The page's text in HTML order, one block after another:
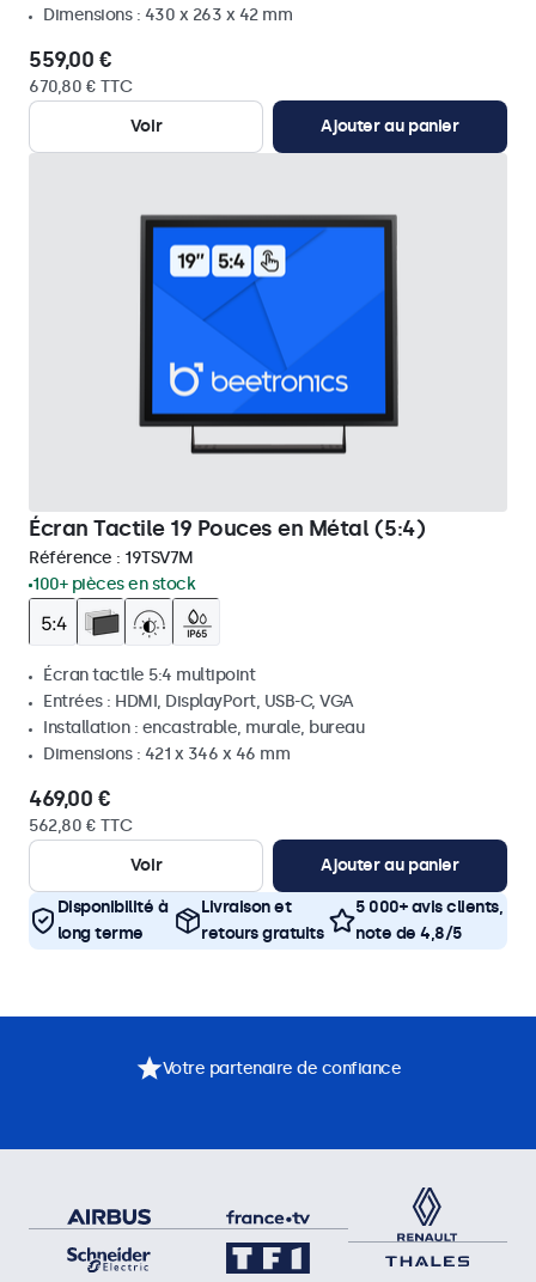
Dimensions : 430 x 263 x 42 mm
559,00 €
670,80 € TTC
Voir
Ajouter au panier
Écran Tactile 19 Pouces en Métal (5:4)
Référence : 19TSV7M
100+ pièces en stock
Écran tactile 5:4 multipoint
Entrées : HDMI, DisplayPort, USB-C, VGA
Installation : encastrable, murale, bureau
Dimensions : 421 x 346 x 46 mm
469,00 €
562,80 € TTC
Voir
Ajouter au panier
Disponibilité à
long terme
Livraison et
retours gratuits
5 000+ avis clients,
note de 4,8/5
Votre partenaire de confiance